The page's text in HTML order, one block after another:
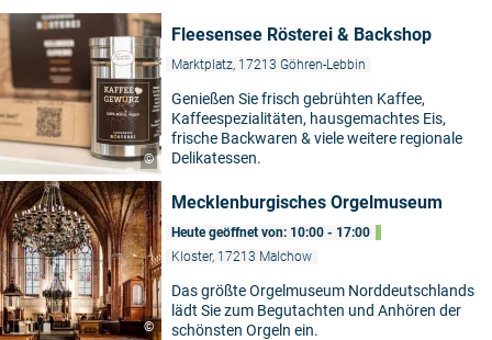
©
Fleesensee Rösterei & Backshop
Marktplatz, 17213 Göhren-Lebbin
Genießen Sie frisch gebrühten Kaffee,
Kaffeespezialitäten, hausgemachtes Eis,
frische Backwaren & viele weitere regionale
Delikatessen.
©
Mecklenburgisches Orgelmuseum
Heute geöffnet von: 10:00 - 17:00
Kloster, 17213 Malchow
Das größte Orgelmuseum Norddeutschlands
lädt Sie zum Begutachten und Anhören der
schönsten Orgeln ein.